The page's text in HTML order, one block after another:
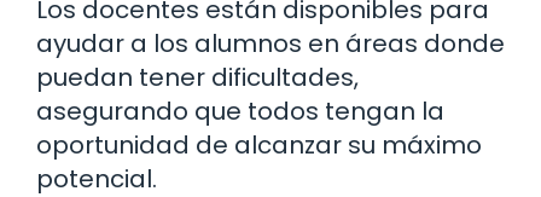
Los docentes están disponibles para
ayudar a los alumnos en áreas donde
puedan tener dificultades,
asegurando que todos tengan la
oportunidad de alcanzar su máximo
potencial.